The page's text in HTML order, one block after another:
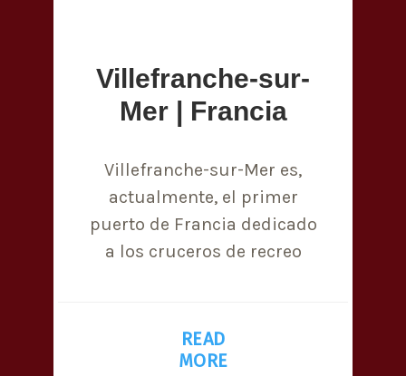
Villefranche-sur-
Mer | Francia
Villefranche-sur-Mer es,
actualmente, el primer
puerto de Francia dedicado
a los cruceros de recreo
READ
MORE